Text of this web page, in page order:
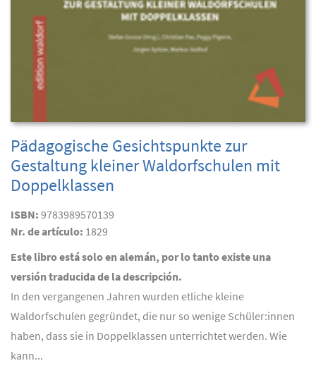
Pädagogische Gesichtspunkte zur
Gestaltung kleiner Waldorfschulen mit
Doppelklassen
ISBN: 9783989570139
Nr. de artículo: 1829
Este libro está solo en alemán, por lo tanto existe una
versión traducida de la descripción.
In den vergangenen Jahren wurden etliche kleine
Waldorfschulen gegründet, die nur so wenige Schüler:innen
haben, dass sie in Doppelklassen unterrichtet werden. Wie
kann...